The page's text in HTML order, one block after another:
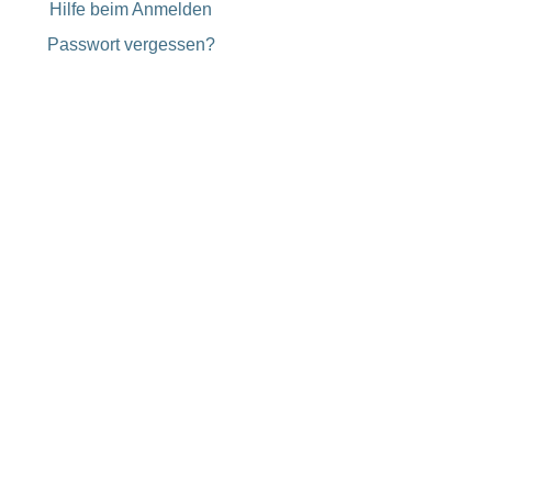
Hilfe beim Anmelden
Passwort vergessen?